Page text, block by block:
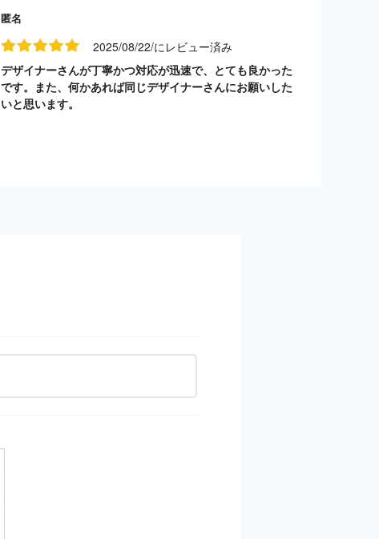
匿名
2025/08/22/にレビュー済み
デザイナーさんが丁寧かつ対応が迅速で、とても良かった
です。また、何かあれば同じデザイナーさんにお願いした
いと思います。